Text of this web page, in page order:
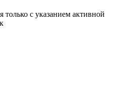
только с указанием активной